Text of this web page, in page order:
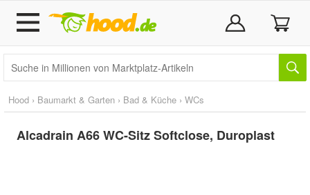
Hood › Baumarkt & Garten › Bad & Küche › WCs
Alcadrain A66 WC-Sitz Softclose, Duroplast